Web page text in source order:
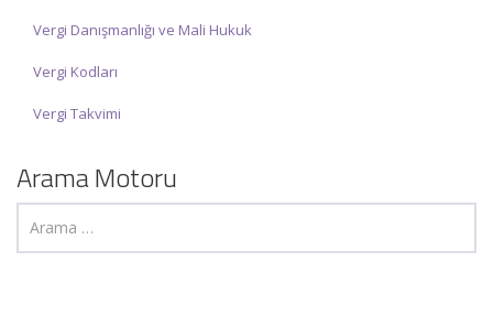
Vergi Danışmanlığı ve Mali Hukuk
Vergi Kodları
Vergi Takvimi
Arama Motoru